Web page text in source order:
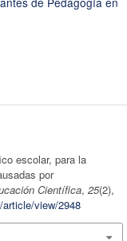
escolar, para la
por
Científica, 25(2),
view/2948